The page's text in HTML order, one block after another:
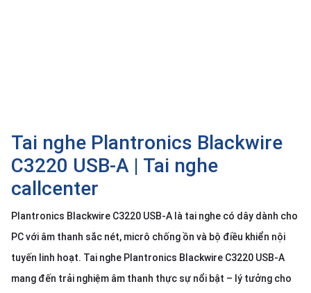
Tai nghe Plantronics Blackwire
C3220 USB-A | Tai nghe
callcenter
Plantronics Blackwire C3220 USB-A là tai nghe có dây dành cho
PC với âm thanh sắc nét, micrô chống ồn và bộ điều khiển nội
tuyến linh hoạt. Tai nghe Plantronics Blackwire C3220 USB-A
mang đến trải nghiệm âm thanh thực sự nổi bật – lý tưởng cho
pháp
Dịch
vụ
Hỗ
Tin
tức
hệ